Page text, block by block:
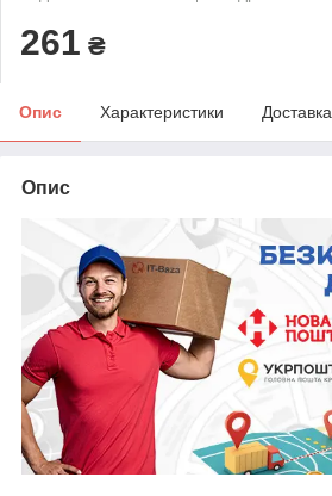
261 ₴
Опис Характеристики Доставка
Опис